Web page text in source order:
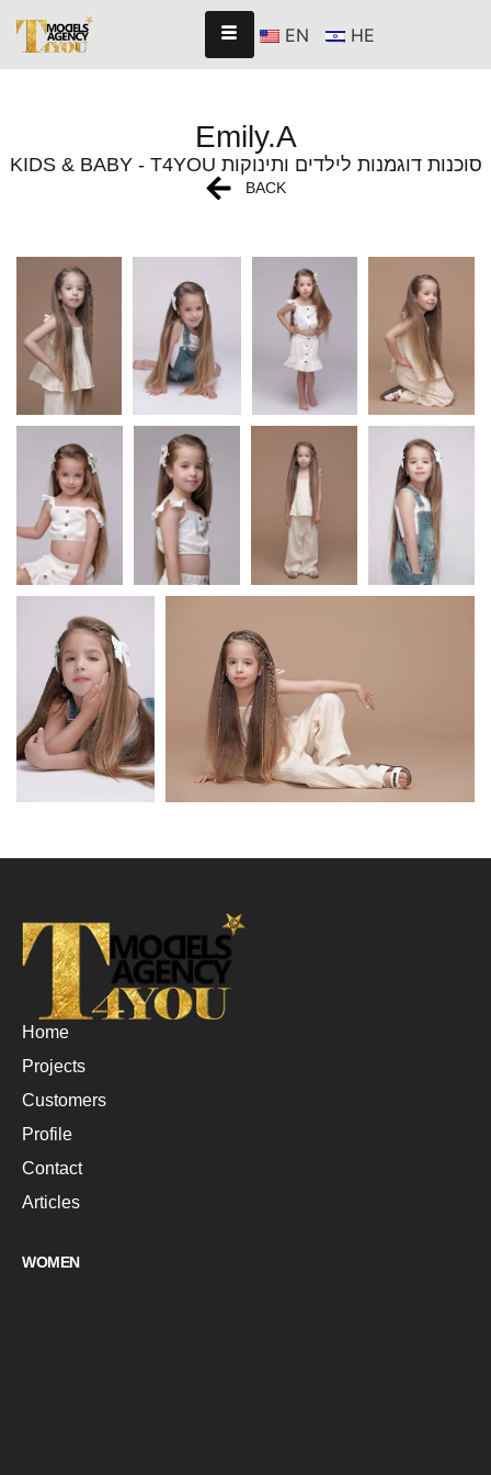
EN HE
Emily.A
KIDS & BABY - T4YOU סוכנות דוגמנות לילדים ותינוקות
BACK
Home
Projects
Customers
Profile
Contact
Articles
WOMEN